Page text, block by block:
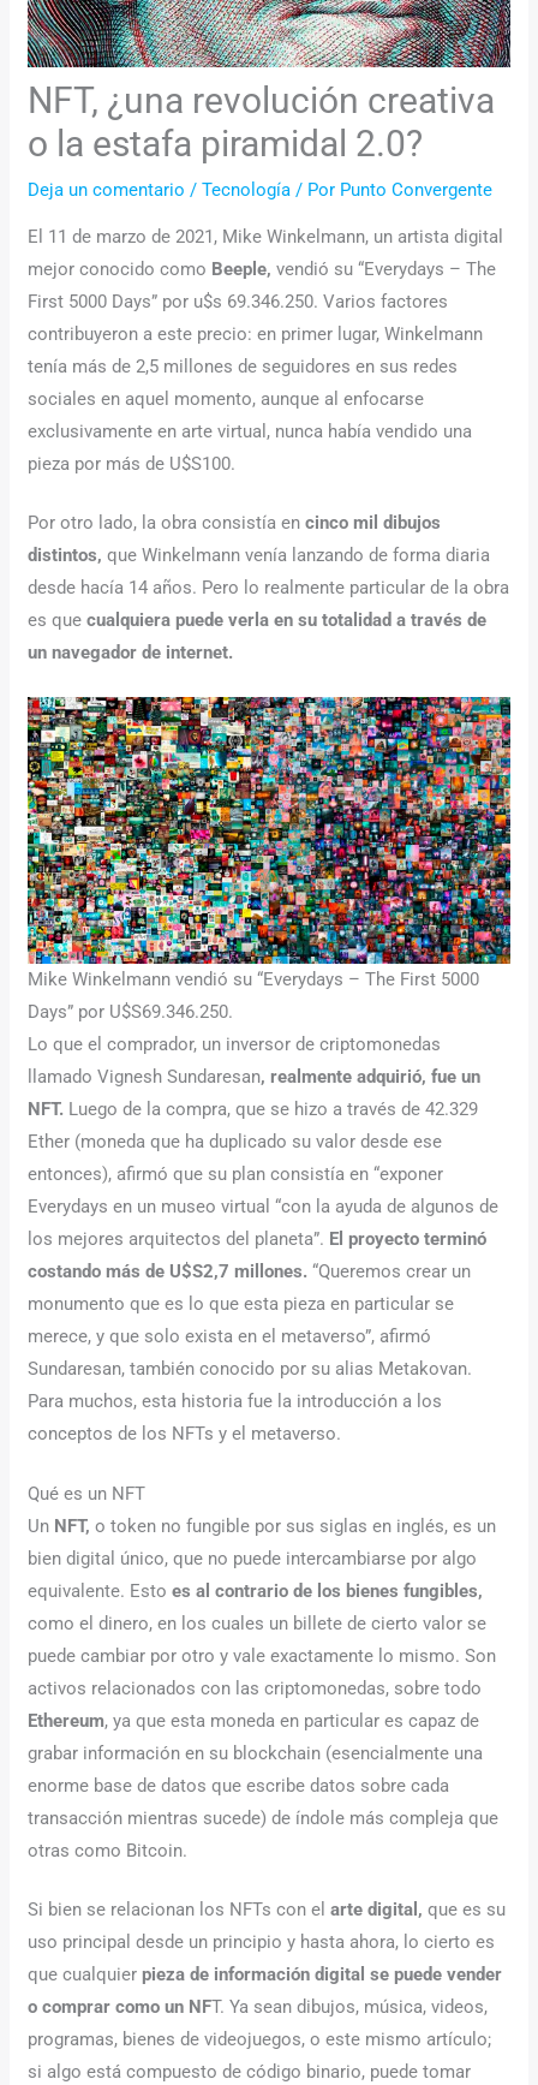
NFT, ¿una revolución creativa
o la estafa piramidal 2.0?
Deja un comentario /Tecnología / Por Punto Convergente
El 11 de marzo de 2021, Mike Winkelmann, un artista digital
mejor conocido como Beeple,vendió su “Everydays – The
First 5000 Days” por u$s 69.346.250. Varios factores
contribuyeron a este precio: en primer lugar, Winkelmann
tenía más de 2,5 millones de seguidores en sus redes
sociales en aquel momento, aunque al enfocarse
exclusivamente en arte virtual, nunca había vendido una
pieza por más de U$S100.
Por otro lado, la obra consistía encinco mil dibujos
distintos, que Winkelmann venía lanzando de forma diaria
desde hacía 14 años. Pero lo realmente particular de la obra
es que cualquiera puede verla en su totalidad a través de
un navegador de internet.
Mike Winkelmann vendió su “Everydays – The First 5000
Days” por U$S69.346.250.
Lo que el comprador, un inversor de criptomonedas
llamado Vignesh Sundaresan, realmente adquirió, fue un
NFT. Luego de la compra, que se hizo a través de 42.329
Ether (moneda que ha duplicado su valor desde ese
entonces), afirmó que su plan consistía en “exponer
Everydays en un museo virtual “con la ayuda de algunos de
los mejores arquitectos del planeta”. El proyecto terminó
costando más de U$S2,7 millones.“Queremos crear un
monumento que es lo que esta pieza en particular se
merece, y que solo exista en el metaverso”, afirmó
Sundaresan, también conocido por su alias Metakovan.
Para muchos, esta historia fue la introducción a los
conceptos de los NFTs y el metaverso.
Qué es un NFT
Un NFT,o token no fungible por sus siglas en inglés, es un
bien digital único, que no puede intercambiarse por algo
equivalente. Estoes al contrario de los bienes fungibles,
como el dinero, en los cuales un billete de cierto valor se
puede cambiar por otro y vale exactamente lo mismo. Son
activos relacionados con las criptomonedas, sobre todo
Ethereum, ya que esta moneda en particular es capaz de
grabar información en su blockchain (esencialmente una
enorme base de datos que escribe datos sobre cada
transacción mientras sucede) de índole más compleja que
otras como Bitcoin.
Si bien se relacionan los NFTs con elarte digital,que es su
uso principal desde un principio y hasta ahora, lo cierto es
que cualquier pieza de información digital se puede vender
o comprar como un NFT. Ya sean dibujos, música, videos,
programas, bienes de videojuegos, o este mismo artículo;
si algo está compuesto de código binario, puede tomar